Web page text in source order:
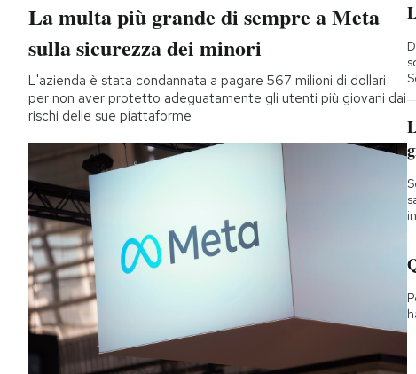
La multa più grande di sempre a Meta
sulla sicurezza dei minori
L'azienda è stata condannata a pagare 567 milioni di dollari
per non aver protetto adeguatamente gli utenti più giovani dai
rischi delle sue piattaforme